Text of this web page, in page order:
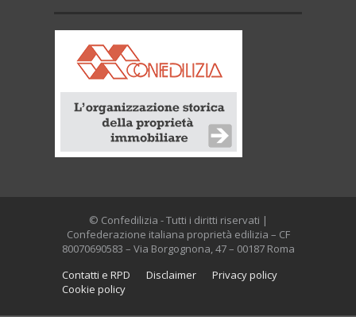
© Confedilizia - Tutti i diritti riservati |
Confederazione italiana proprietà edilizia – CF
80070690583 – Via Borgognona, 47 – 00187 Roma
Contatti e RPD
Disclaimer
Privacy policy
Cookie policy